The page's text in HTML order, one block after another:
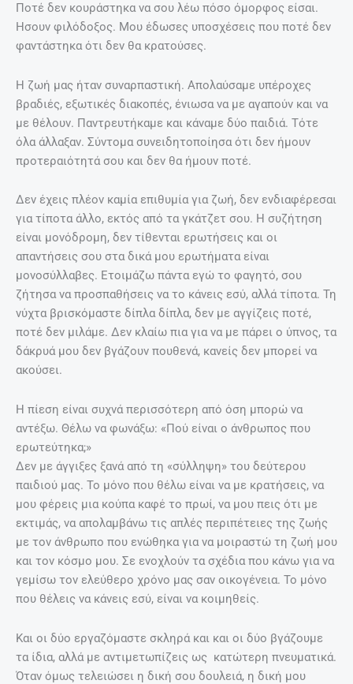
Ποτέ δεν κουράστηκα να σου λέω πόσο όμορφος είσαι.
Ησουν φιλόδοξος. Μου έδωσες υποσχέσεις που ποτέ δεν
φαντάστηκα ότι δεν θα κρατούσες.
Η ζωή μας ήταν συναρπαστική. Απολαύσαμε υπέροχες
βραδιές, εξωτικές διακοπές, ένιωσα να με αγαπούν και να
με θέλουν. Παντρευτήκαμε και κάναμε δύο παιδιά. Τότε
όλα άλλαξαν. Σύντομα συνειδητοποίησα ότι δεν ήμουν
προτεραιότητά σου και δεν θα ήμουν ποτέ.
Δεν έχεις πλέον καμία επιθυμία για ζωή, δεν ενδιαφέρεσαι
για τίποτα άλλο, εκτός από τα γκάτζετ σου. Η συζήτηση
είναι μονόδρομη, δεν τίθενται ερωτήσεις και οι
απαντήσεις σου στα δικά μου ερωτήματα είναι
μονοσύλλαβες. Ετοιμάζω πάντα εγώ το φαγητό, σου
ζήτησα να προσπαθήσεις να το κάνεις εσύ, αλλά τίποτα. Τη
νύχτα βρισκόμαστε δίπλα δίπλα, δεν με αγγίζεις ποτέ,
ποτέ δεν μιλάμε. Δεν κλαίω πια για να με πάρει ο ύπνος, τα
δάκρυά μου δεν βγάζουν πουθενά, κανείς δεν μπορεί να
ακούσει.
Η πίεση είναι συχνά περισσότερη από όση μπορώ να
αντέξω. Θέλω να φωνάξω: «Πού είναι ο άνθρωπος που
ερωτεύτηκα;»
Δεν με άγγιξες ξανά από τη «σύλληψη» του δεύτερου
παιδιού μας. Το μόνο που θέλω είναι να με κρατήσεις, να
μου φέρεις μια κούπα καφέ το πρωί, να μου πεις ότι με
εκτιμάς, να απολαμβάνω τις απλές περιπέτειες της ζωής
με τον άνθρωπο που ενώθηκα για να μοιραστώ τη ζωή μου
και τον κόσμο μου. Σε ενοχλούν τα σχέδια που κάνω για να
γεμίσω τον ελεύθερο χρόνο μας σαν οικογένεια. Το μόνο
που θέλεις να κάνεις εσύ, είναι να κοιμηθείς.
Και οι δύο εργαζόμαστε σκληρά και και οι δύο βγάζουμε
τα ίδια, αλλά με αντιμετωπίζεις ως κατώτερη πνευματικά.
Όταν όμως τελειώσει η δική σου δουλειά, η δική μου